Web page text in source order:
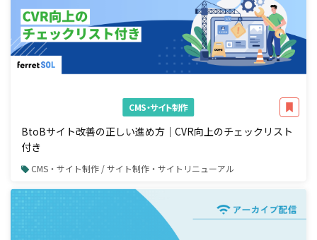
CMS・サイト制作
BtoBサイト改善の正しい進め方｜CVR向上のチェックリスト
付き
CMS・サイト制作 / サイト制作・サイトリニューアル